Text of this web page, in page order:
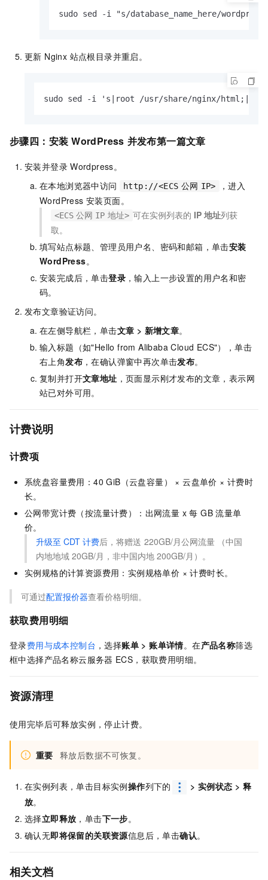
sudo sed -i "s/database_name_here/
更新 Nginx 站点根目录并重启。
sudo sed -i 's|root /usr/share/nginx/
步骤四：安装 WordPress 并发布第一篇文章
安装并登录 Wordpress。
在本地浏览器中访问
http://<ECS 公网 IP>
，进入
WordPress 安装页面。
<ECS 公网 IP 地址> 可在实例列表的 IP 地址列获
取。
填写站点标题、管理员用户名、密码和邮箱，单击安装
WordPress。
安装完成后，单击登录 ，输入上一步设置的用户名和密
码。
发布文章验证访问。
在左侧导航栏，单击文章 > 新增文章。
输入标题（如"Hello from Alibaba Cloud ECS"），单击
右上角发布 ，在确认弹窗中再次单击发布。
复制并打开文章地址 ，页面显示刚才发布的文章，表示网
站已对外可用。
计费说明
计费项
系统盘容量费用：40 GiB（云盘容量） × 云盘单价 × 计费时
长。
公网带宽计费（按流量计费）：出网流量 x 每 GB 流量单
价。
升级至 CDT 计费后，将赠送 220GB/月公网流量 （中国
内地地域 20GB/月，非中国内地 200GB/月）。
实例规格的计算资源费用：实例规格单价 × 计费时长。
可通过配置报价器查看价格明细。
获取费用明细
登录费用与成本控制台 ，选择账单 > 账单详情。在产品名称筛选
框中选择产品名称云服务器 ECS，获取费用明细。
资源清理
使用完毕后可释放实例，停止计费。
重要 释放后数据不可恢复。
在实例列表，单击目标实例操作列下的 >实例状态 > 释
放。
选择立即释放 ，单击下一步。
确认无即将保留的关联资源信息后，单击确认。
相关文档